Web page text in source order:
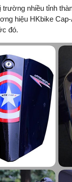
trường nhiều tỉnh
hiệu HKbike
đó.